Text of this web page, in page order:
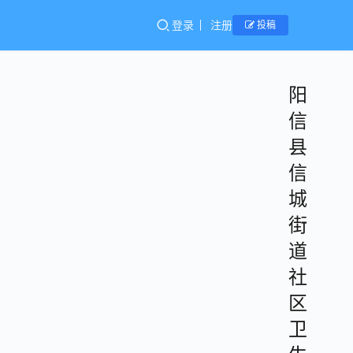
登录 注册 投稿
阳
信
县
信
城
街
道
社
区
卫